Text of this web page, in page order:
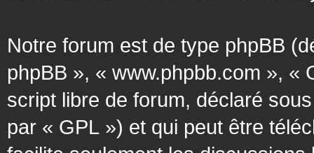
Notre forum est de type phpBB
phpBB », « www.phpbb.com », «
script libre de forum, déclaré
par « GPL ») et qui peut être